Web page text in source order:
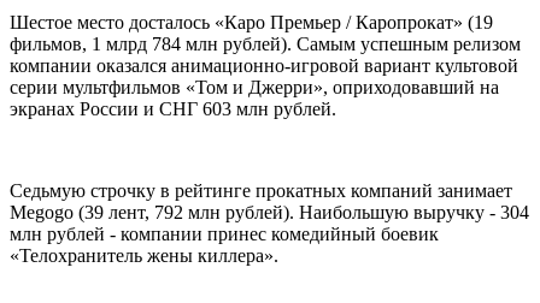
Шестое место досталось «Каро Премьер / Каропрокат» (19
фильмов, 1 млрд 784 млн рублей). Самым успешным релизом
компании оказался анимационно-игровой вариант культовой
серии мультфильмов «Том и Джерри», оприходовавший на
экранах России и СНГ 603 млн рублей.
Седьмую строчку в рейтинге прокатных компаний занимает
Megogo (39 лент, 792 млн рублей). Наибольшую выручку - 304
млн рублей - компании принес комедийный боевик
«Телохранитель жены киллера».